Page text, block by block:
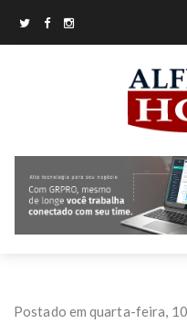
Postado em quarta-feira,